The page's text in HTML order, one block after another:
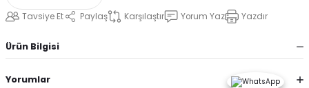
Tavsiye Et Paylaş Karşılaştır Yorum Yaz Yazdır
Ürün Bilgisi
Yorumlar